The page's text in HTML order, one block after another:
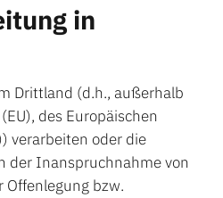
in
Drittland (d.h., außerhalb
des Europäischen
verarbeiten oder die
der Inanspruchnahme von
Offenlegung bzw.